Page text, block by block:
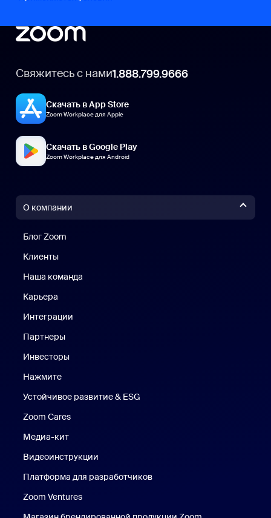
Свяжитесь с нами1.888.799.9666
Скачать в App Store
Zoom Workplace для Apple
Скачать в Google Play
Zoom Workplace для Android
О компании
Блог Zoom
Клиенты
Наша команда
Карьера
Интеграции
Партнеры
Инвесторы
Нажмите
Устойчивое развитие & ESG
Zoom Cares
Медиа-кит
Видеоинструкции
Платформа для разработчиков
Zoom Ventures